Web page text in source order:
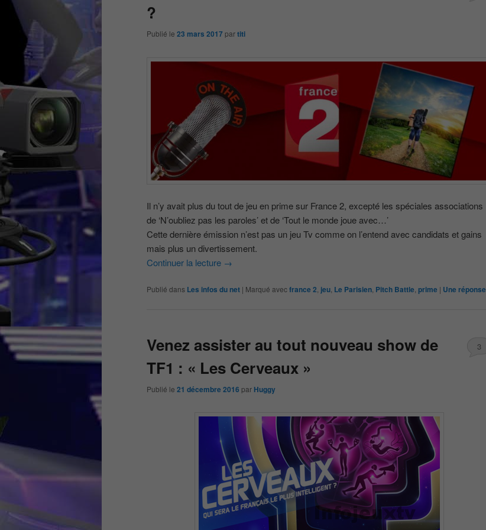
?
Publié le 23 mars 2017 partiti
Il n’y avait plus du tout de jeu en prime sur France 2, excepté les spéciales associations
de ‘N’oubliez pas les paroles’ et de ‘Tout le monde joue avec…’
Cette dernière émission n’est pas un jeu Tv comme on l’entend avec candidats et gains
mais plus un divertissement.
Continuer la lecture →
Publié dans Les infos du net | Marqué avecfrance 2 jeu Le Parisien Pitch Battle prime | Une réponse
Venez assister au tout nouveau show de
TF1 : « Les Cerveaux »
Publié le 21 décembre 2016 par Huggy
3